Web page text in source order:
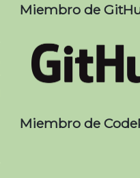
Miembro de
Miembro de